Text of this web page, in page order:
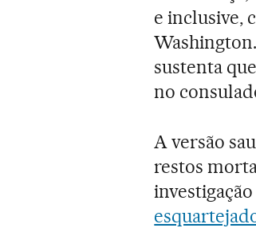
e inclusive,
sustenta
no
A versão
restos